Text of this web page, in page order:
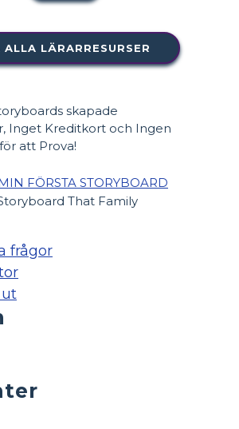
ALLA LÄRARRESURSER
skapade
Inget Kreditkort och Ingen
att Prova!
FÖRSTA STORYBOARD
frågor
ut